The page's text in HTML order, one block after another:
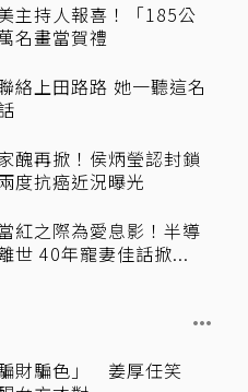
主持人報喜！「185公
名畫當賀禮
絡上田路路 她一聽這名
醜再掀！侯炳瑩認封鎖
抗癌近況曝光
紅之際為愛息影！半導
世 40年寵妻佳話掀...
財騙色」 姜厚任笑